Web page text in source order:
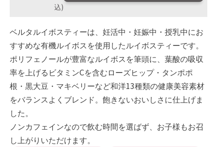
込)
ベルタルイボスティーは、妊活中・妊娠中・授乳中にお
すすめな有機ルイボスを使用したルイボスティーです。
ポリフェノールが豊富なルイボスを筆頭に、葉酸の吸収
率を上げるビタミンCを含むローズヒップ・タンポポ
根・黒大豆・マキベリーなど和洋13種類の健康美容素材
をバランスよくブレンド。飽きないおいしさに仕上げま
した。
ノンカフェインなので飲む時間を選ばず、お子様もお召
し上がりいただけます。